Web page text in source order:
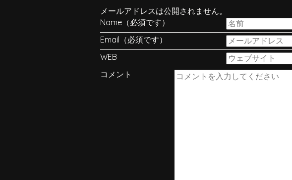
メールアドレスは公開されません。
Name（必須です）
Email（必須です）
WEB
コメント